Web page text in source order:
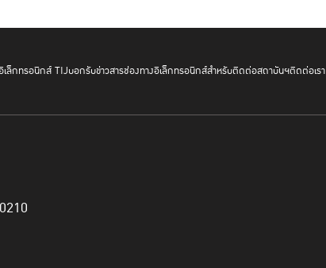
ล็กทรอนิกส์ TIJบอกรับข่าวสารช่องทางอิเล็กทรอนิกส์สำหรับติดต่อสถาบันฯติดต่อเรา